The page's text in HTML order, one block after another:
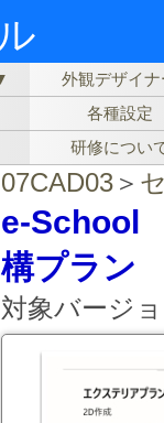
外観デザイナ
各種設定
研修につい
07CAD03 ＞
e-School
構プラン
対象バージ